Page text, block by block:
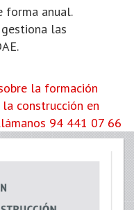
forma anual.
gestiona las
la formación
construcción en
94 441 07 66